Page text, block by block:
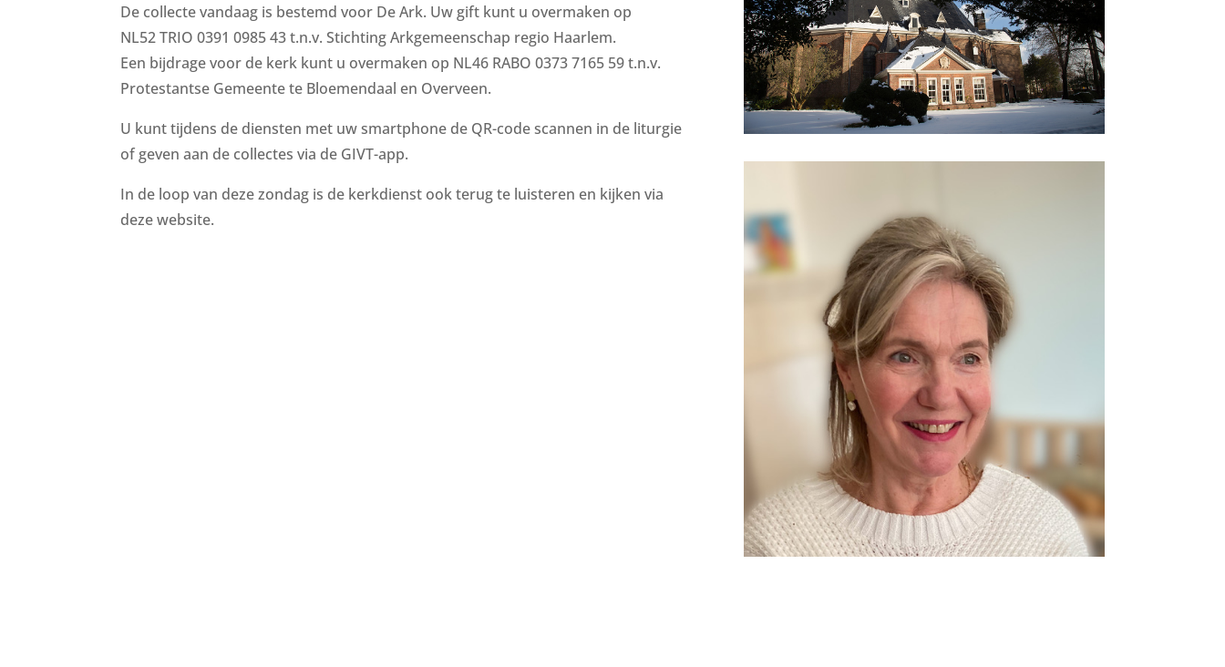
De collecte vandaag is bestemd voor De Ark. Uw gift kunt u overmaken op
NL52 TRIO 0391 0985 43 t.n.v. Stichting Arkgemeenschap regio Haarlem.
Een bijdrage voor de kerk kunt u overmaken op NL46 RABO 0373 7165 59 t.n.v.
Protestantse Gemeente te Bloemendaal en Overveen.
U kunt tijdens de diensten met uw smartphone de QR-code scannen in de liturgie
of geven aan de collectes via de GIVT-app.
In de loop van deze zondag is de kerkdienst ook terug te luisteren en kijken via
deze website.